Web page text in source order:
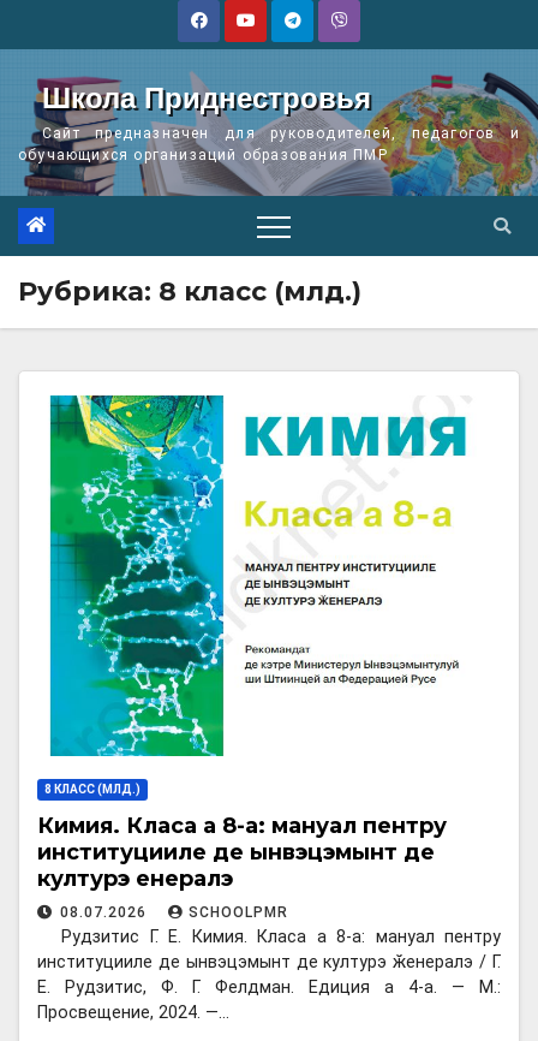
Школа Приднестровья
Сайт предназначен для руководителей, педагогов и
обучающихся организаций образования ПМР
Рубрика: 8 класс (млд.)
8 КЛАСС (МЛД.)
Кимия. Класа а 8-а: мануал пентру
институцииле де ынвэцэмынт де
културэ ӂенералэ
08.07.2026 SCHOOLPMR
Рудзитис Г. Е. Кимия. Класа а 8-а: мануал пентру
институцииле де ынвэцэмынт де културэ ӂенералэ / Г.
Е. Рудзитис, Ф. Г. Фелдман. Едиция а 4-а. — М.:
Просвещение, 2024. —…